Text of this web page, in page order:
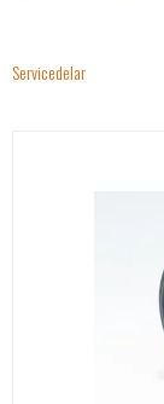
Servicedelar